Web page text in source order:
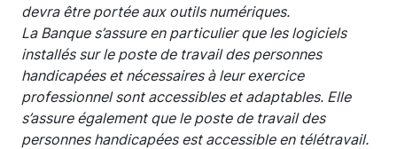
devra être portée aux outils numériques.
La Banque s’assure en particulier que les logiciels
installés sur le poste de travail des personnes
handicapées et nécessaires à leur exercice
professionnel sont accessibles et adaptables. Elle
s’assure également que le poste de travail des
personnes handicapées est accessible en télétravail.